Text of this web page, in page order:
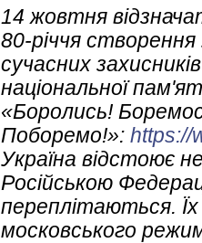
14 жовтня
80-річчя
сучасних
національної
«Боролись!
Поборемо!»: https://
Україна відстоює
Російською
переплітаються.
московського